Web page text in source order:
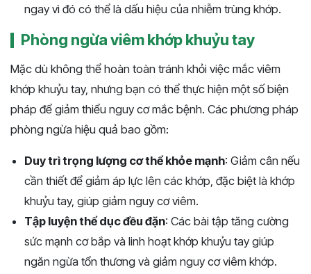
ngay vì đó có thể là dấu hiệu của nhiễm trùng khớp.
Phòng ngừa viêm khớp khuỷu tay
Mặc dù không thể hoàn toàn tránh khỏi việc mắc viêm
khớp khuỷu tay, nhưng bạn có thể thực hiện một số biện
pháp để giảm thiểu nguy cơ mắc bệnh. Các phương pháp
phòng ngừa hiệu quả bao gồm:
Duy trì trọng lượng cơ thể khỏe mạnh: Giảm cân nếu
cần thiết để giảm áp lực lên các khớp, đặc biệt là khớp
khuỷu tay, giúp giảm nguy cơ viêm.
Tập luyện thể dục đều đặn: Các bài tập tăng cường
sức mạnh cơ bắp và linh hoạt khớp khuỷu tay giúp
ngăn ngừa tổn thương và giảm nguy cơ viêm khớp.